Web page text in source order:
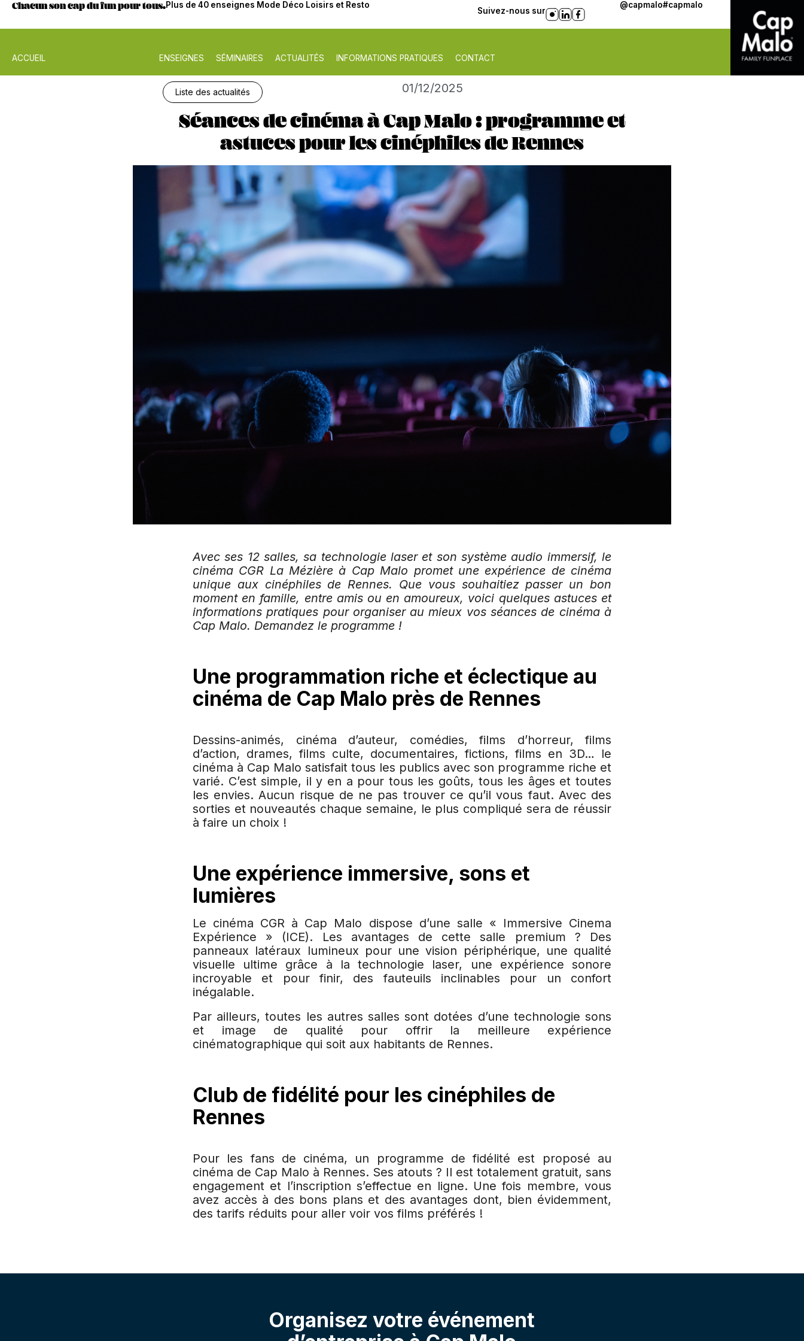
Chacun son cap du fun pour tous.Plus de 40 enseignes Mode Déco Loisirs et Resto
Suivez-nous sur
@capmalo#capmalo
ACCUEIL ENSEIGNES SÉMINAIRES ACTUALITÉS INFORMATIONS PRATIQUES CONTACT
Liste des actualités 01/12/2025
Séances de cinéma à Cap Malo : programme et
astuces pour les cinéphiles de Rennes
Avec ses 12 salles, sa technologie laser et son système audio immersif, le
cinéma CGR La Mézière à Cap Malo promet une expérience de cinéma
unique aux cinéphiles de Rennes. Que vous souhaitiez passer un bon
moment en famille, entre amis ou en amoureux, voici quelques astuces et
informations pratiques pour organiser au mieux vos séances de cinéma à
Cap Malo. Demandez le programme !
Une programmation riche et éclectique au
cinéma de Cap Malo près de Rennes
Dessins-animés, cinéma d’auteur, comédies, films d’horreur, films
d’action, drames, films culte, documentaires, fictions, films en 3D… le
cinéma à Cap Malo satisfait tous les publics avec son programme riche et
varié. C’est simple, il y en a pour tous les goûts, tous les âges et toutes
les envies. Aucun risque de ne pas trouver ce qu’il vous faut. Avec des
sorties et nouveautés chaque semaine, le plus compliqué sera de réussir
à faire un choix !
Une expérience immersive, sons et
lumières
Le cinéma CGR à Cap Malo dispose d’une salle « Immersive Cinema
Expérience » (ICE). Les avantages de cette salle premium ? Des
panneaux latéraux lumineux pour une vision périphérique, une qualité
visuelle ultime grâce à la technologie laser, une expérience sonore
incroyable et pour finir, des fauteuils inclinables pour un confort
inégalable.
Par ailleurs, toutes les autres salles sont dotées d’une technologie sons
et image de qualité pour offrir la meilleure expérience
cinématographique qui soit aux habitants de Rennes.
Club de fidélité pour les cinéphiles de
Rennes
Pour les fans de cinéma, un programme de fidélité est proposé au
cinéma de Cap Malo à Rennes. Ses atouts ? Il est totalement gratuit, sans
engagement et l’inscription s’effectue en ligne. Une fois membre, vous
avez accès à des bons plans et des avantages dont, bien évidemment,
des tarifs réduits pour aller voir vos films préférés !
Organisez votre événement